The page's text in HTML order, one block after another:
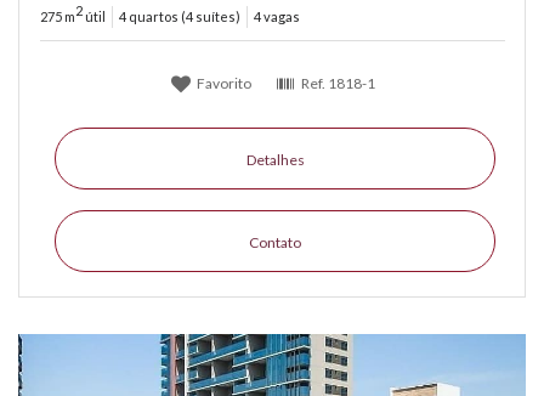
275 m2 útil 4 quartos (4 suítes) 4 vagas
Favorito Ref. 1818-1
Detalhes
Contato